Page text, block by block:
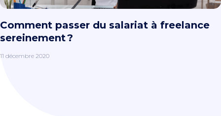
Comment passer du salariat à freelance
sereinement ?
11 décembre 2020